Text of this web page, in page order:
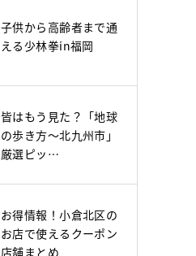
子供から高齢者まで通
える少林拳in福岡
皆はもう見た？「地球
の歩き方～北九州市」
厳選ピッ…
お得情報！小倉北区の
お店で使えるクーポン
店舗まとめ